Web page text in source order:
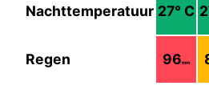
Nachttemperatuur 27° C
Regen 96mm